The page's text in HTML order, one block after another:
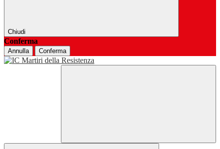
Chiudi
Conferma
Annulla Conferma